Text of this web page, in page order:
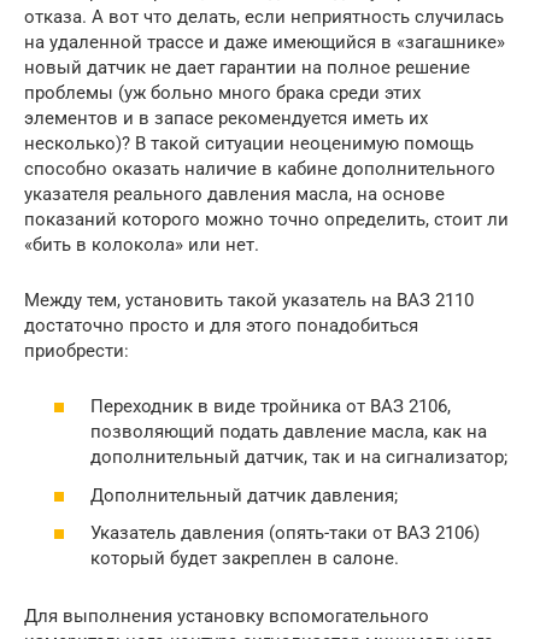
отказа. А вот что делать, если неприятность случилась
на удаленной трассе и даже имеющийся в «загашнике»
новый датчик не дает гарантии на полное решение
проблемы (уж больно много брака среди этих
элементов и в запасе рекомендуется иметь их
несколько)? В такой ситуации неоценимую помощь
способно оказать наличие в кабине дополнительного
указателя реального давления масла, на основе
показаний которого можно точно определить, стоит ли
«бить в колокола» или нет.
Между тем, установить такой указатель на ВАЗ 2110
достаточно просто и для этого понадобиться
приобрести:
Переходник в виде тройника от ВАЗ 2106,
позволяющий подать давление масла, как на
дополнительный датчик, так и на сигнализатор;
Дополнительный датчик давления;
Указатель давления (опять-таки от ВАЗ 2106)
который будет закреплен в салоне.
Для выполнения установку вспомогательного